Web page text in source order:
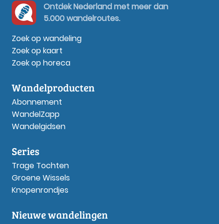
Ontdek Nederland met meer dan
5.000 wandelroutes.
Zoek op wandeling
Zoek op kaart
Zoek op horeca
Wandelproducten
Abonnement
WandelZapp
Wandelgidsen
Series
Trage Tochten
Groene Wissels
Knopenrondjes
Nieuwe wandelingen